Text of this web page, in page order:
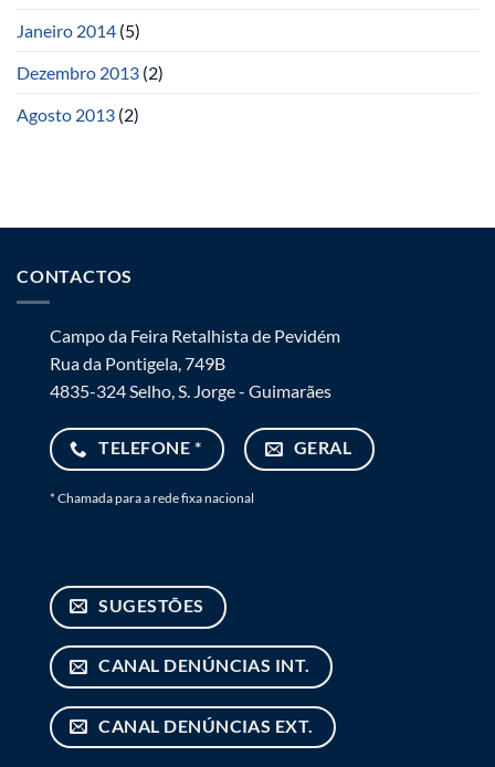
Janeiro 2014 (5)
Dezembro 2013 (2)
Agosto 2013 (2)
CONTACTOS
Campo da Feira Retalhista de Pevidém
Rua da Pontigela, 749B
4835-324 Selho, S. Jorge - Guimarães
TELEFONE * GERAL
* Chamada para a rede fixa nacional
SUGESTÕES
CANAL DENÚNCIAS INT.
CANAL DENÚNCIAS EXT.